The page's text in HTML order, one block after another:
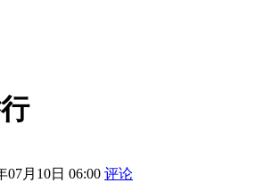
07月10日 06:00 评论